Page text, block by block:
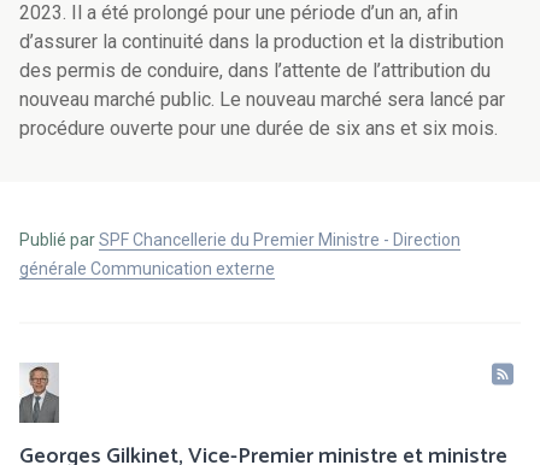
2023. Il a été prolongé pour une période d’un an, afin
d’assurer la continuité dans la production et la distribution
des permis de conduire, dans l’attente de l’attribution du
nouveau marché public. Le nouveau marché sera lancé par
procédure ouverte pour une durée de six ans et six mois.
Publié parSPF Chancellerie du Premier Ministre - Direction
générale Communication externe
Georges Gilkinet, Vice-Premier ministre et ministre